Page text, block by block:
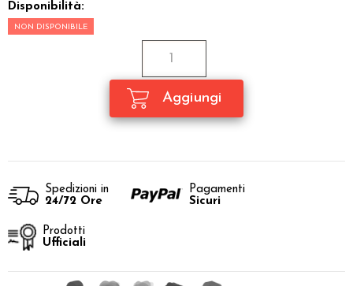
Disponibilità:
NON DISPONIBILE
Spedizioni in
24/72 Ore
Pagamenti
Sicuri
Prodotti
Ufficiali